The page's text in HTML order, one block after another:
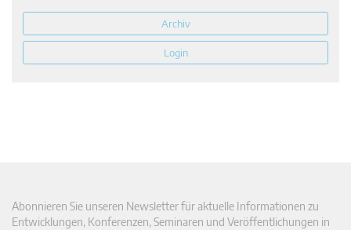
Archiv
Login
Abonnieren Sie unseren Newsletter für aktuelle Informationen zu
Entwicklungen, Konferenzen, Seminaren und Veröffentlichungen in